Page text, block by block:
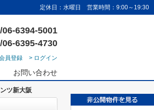
定休日：水曜日 営業時間：9:00～19:30
6394-5001
6395-4730
員登録 > ログイン
お問い合わせ
ツ新大阪